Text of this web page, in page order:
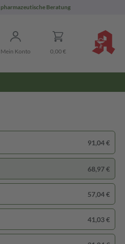
pharmazeutische Beratung
Mein Konto 0,00 €
91,04 €
68,97 €
57,04 €
41,03 €